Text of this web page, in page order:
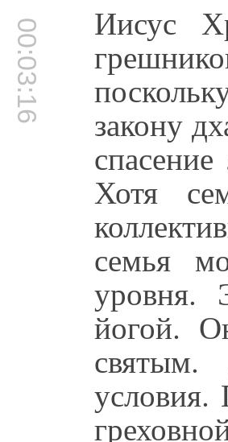
00:03:16 Иисус
закону
Хотя
семья
уровня.
йогой.
условия.